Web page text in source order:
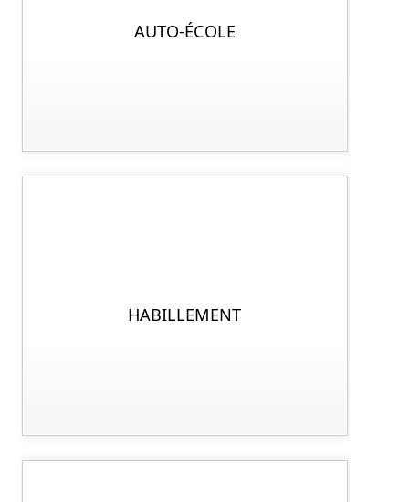
AUTO-ÉCOLE
HABILLEMENT